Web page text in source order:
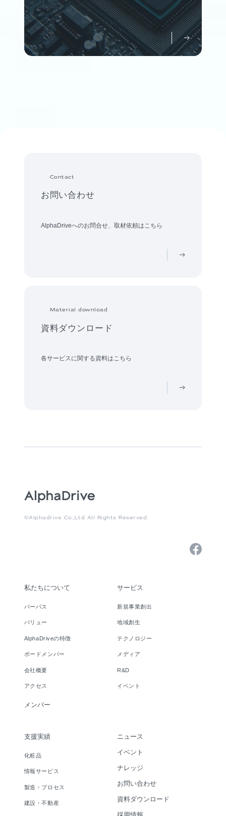
Contact
お問い合わせ
AlphaDriveへのお問合せ、取材依頼はこちら
Material download
資料ダウンロード
各サービスに関する資料はこちら
©Alphadrive Co.,Ltd All Rights Reserved.
私たちについて
パーパス
バリュー
AlphaDriveの特徴
ボードメンバー
会社概要
アクセス
メンバー
サービス
新規事業創出
地域創生
テクノロジー
メディア
R&D
イベント
支援実績
化粧品
情報サービス
製造・プロセス
建設・不動産
ニュース
イベント
ナレッジ
お問い合わせ
資料ダウンロード